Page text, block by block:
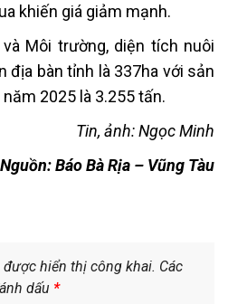
khiến giá giảm mạnh.
Môi trường, diện tích nuôi
địa bàn tỉnh là 337ha với sản
2025 là 3.255 tấn.
Tin, ảnh: Ngọc Minh
Nguồn: Báo Bà Rịa – Vũng Tàu
hiển thị công khai. Các
dấu *